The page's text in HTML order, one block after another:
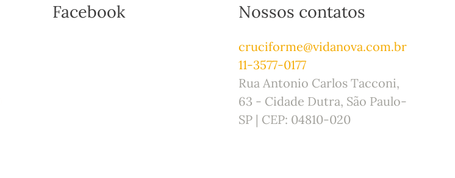
Facebook Nossos contatos
cruciforme@vidanova.com.br
11-3577-0177
Rua Antonio Carlos Tacconi,
63 - Cidade Dutra, São Paulo-
SP | CEP: 04810-020